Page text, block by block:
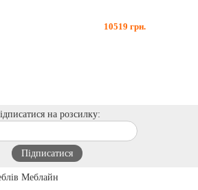
10519 грн.
на розсилку:
Меблайн